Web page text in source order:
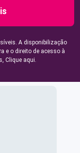
A disponibilização
e o direito de acesso à
Clique aqui.